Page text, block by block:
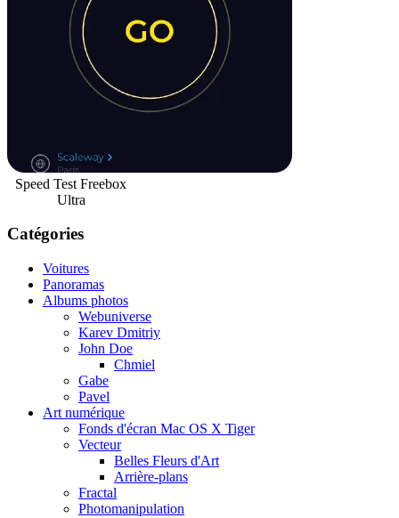
Speed Test Freebox
Ultra
Catégories
Voitures
Panoramas
Albums photos
Webuniverse
Karev Dmitriy
John Doe
Chmiel
Gabe
Pavel
Art numérique
Fonds d'écran Mac OS X Tiger
Vecteur
Belles Fleurs d'Art
Arrière-plans
Fractal
Photomanipulation